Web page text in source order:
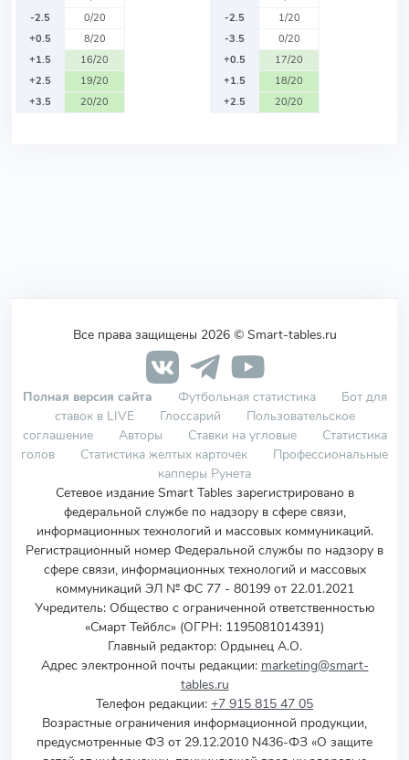
-2.5
0/20
+0.5
8/20
+1.5
16/20
+2.5
19/20
+3.5
20/20
-2.5
1/20
-3.5
0/20
+0.5
17/20
+1.5
18/20
+2.5
20/20
Все права защищены 2026 © Smart-tables.ru
Полная версия сайта Футбольная статистика
Бот для
ставок в LIVE
Глоссарий
Пользовательское
соглашение
Авторы Ставки на угловые
Статистика
голов
Статистика желтых карточек
Профессиональные
капперы Рунета
Сетевое издание Smart Tables зарегистрировано в
федеральной службе по надзору в сфере связи,
информационных технологий и массовых коммуникаций.
Регистрационный номер Федеральной службы по надзору в
сфере связи, информационных технологий и массовых
коммуникаций ЭЛ № ФС 77 - 80199 от 22.01.2021
Учредитель: Общество с ограниченной ответственностью
«Смарт Тейблс» (ОГРН: 1195081014391)
Главный редактор: Ордынец А.О.
Адрес электронной почты редакции: marketing@smart-
tables.ru
Телефон редакции: +7 915 815 47 05
Возрастные ограничения информационной продукции,
предусмотренные ФЗ от 29.12.2010 N436-ФЗ «О защите